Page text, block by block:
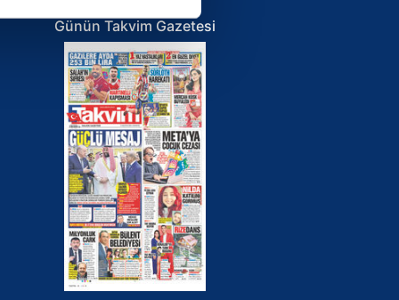
kullanılmaktadır. Bu
sunulması
ve sizlere yönelik
detaylı bilgi için Ayarlar
ve sitemizde ilgili
Günün Takvim Gazetesi